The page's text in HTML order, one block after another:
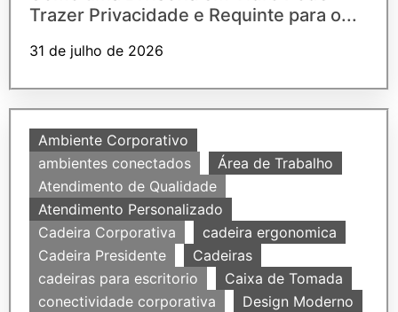
Trazer Privacidade e Requinte para o...
31 de julho de 2026
Ambiente Corporativo
ambientes conectados
Área de Trabalho
Atendimento de Qualidade
Atendimento Personalizado
Cadeira Corporativa
cadeira ergonomica
Cadeira Presidente
Cadeiras
cadeiras para escritorio
Caixa de Tomada
conectividade corporativa
Design Moderno